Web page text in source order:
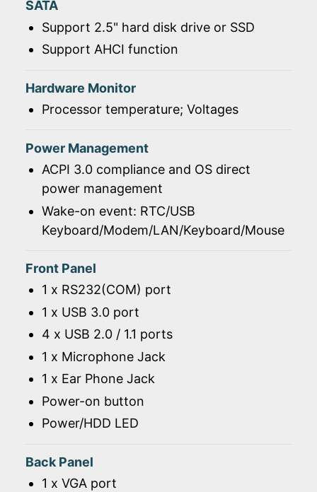
SATA
Support 2.5" hard disk drive or SSD
Support AHCI function
Hardware Monitor
Processor temperature; Voltages
Power Management
ACPI 3.0 compliance and OS direct
power management
Wake-on event: RTC/USB
Keyboard/Modem/LAN/Keyboard/Mouse
Front Panel
1 x RS232(COM) port
1 x USB 3.0 port
4 x USB 2.0 / 1.1 ports
1 x Microphone Jack
1 x Ear Phone Jack
Power-on button
Power/HDD LED
Back Panel
1 x VGA port